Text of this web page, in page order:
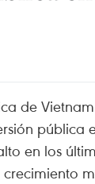
de
pública
en los